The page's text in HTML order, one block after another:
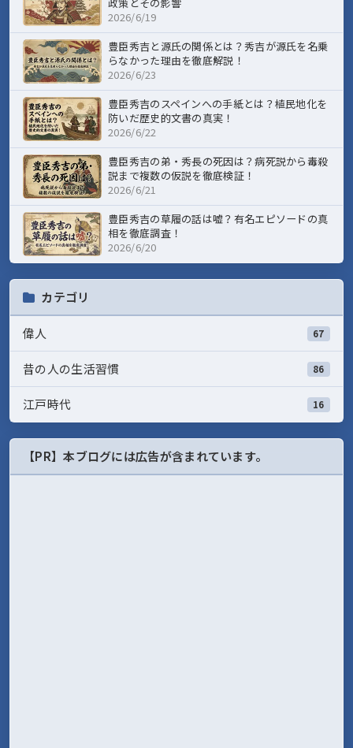
政策とその影響
2026/6/19
豊臣秀吉と源氏の関係とは？秀吉が源氏を名乗
らなかった理由を徹底解説！
2026/6/23
豊臣秀吉のスペインへの手紙とは？植民地化を
防いだ歴史的文書の真実！
2026/6/22
豊臣秀吉の弟・秀長の死因は？病死説から毒殺
説まで複数の仮説を徹底検証！
2026/6/21
豊臣秀吉の草履の話は嘘？有名エピソードの真
相を徹底調査！
2026/6/20
カテゴリ
偉人 67
昔の人の生活習慣 86
江戸時代 16
【PR】本ブログには広告が含まれています。